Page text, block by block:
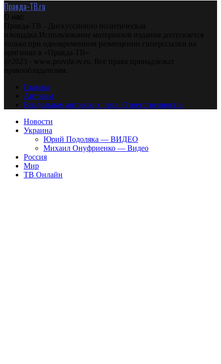
Правда-ТВ.ru
О нас
Правда-ТВ - Дискуссионно политическая
площадка.Использование материалов издания допускается
только при одновременном размещении гиперссылки на
оригинал в «Правда-ТВ»
@2023 - www.pravda-tv.ru. Все права принадлежат
правообладателям.
Главная
Авторам
Владельцам авторских прав. Ответственности.
Новости
Украина
Юрий Подоляка — ВИДЕО
Михаил Онуфриенко — Видео
Россия
Мир
ТВ Онлайн